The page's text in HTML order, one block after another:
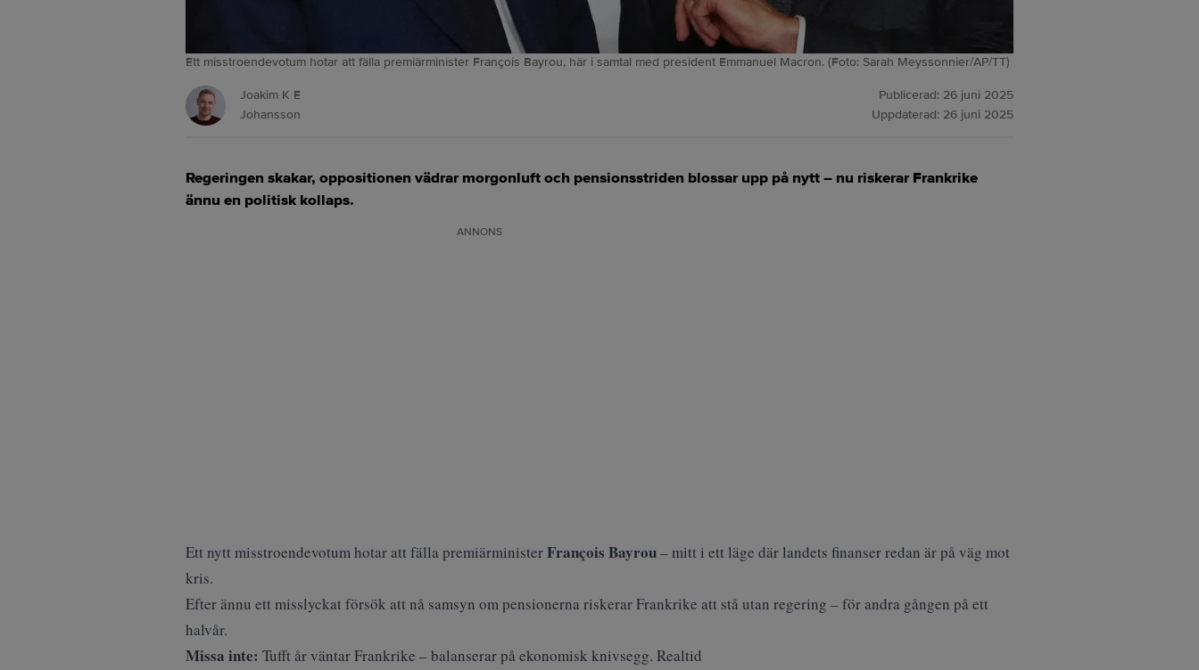
Ett misstroendevotum hotar att fälla premiärminister François Bayrou, här i samtal med president Emmanuel Macron. (Foto: Sarah Meyssonnier/AP/TT)
Joakim K E
Johansson
Publicerad: 26 juni 2025
Uppdaterad: 26 juni 2025
Regeringen skakar, oppositionen vädrar morgonluft och pensionsstriden blossar upp på nytt – nu riskerar Frankrike
ännu en politisk kollaps.
ANNONS
Ett nytt misstroendevotum hotar att fälla premiärministerFrançois Bayrou– mitt i ett läge där landets finanser redan är på väg mot
kris.
Efter ännu ett misslyckat försök att nå samsyn om pensionerna riskerar Frankrike att stå utan regering –för andra gången på ett
halvår.
Missa inte: Tufft år väntar Frankrike – balanserar på ekonomisk knivsegg. Realtid